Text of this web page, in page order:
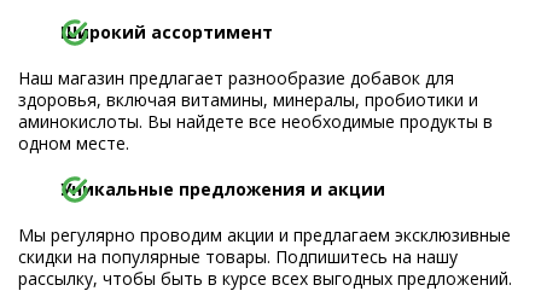
Широкий ассортимент
Наш магазин предлагает разнообразие добавок для
здоровья, включая витамины, минералы, пробиотики и
аминокислоты. Вы найдете все необходимые продукты в
одном месте.
Уникальные предложения и акции
Мы регулярно проводим акции и предлагаем эксклюзивные
скидки на популярные товары. Подпишитесь на нашу
рассылку, чтобы быть в курсе всех выгодных предложений.